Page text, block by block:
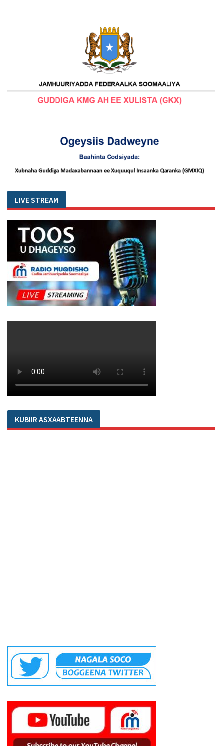
LIVE STREAM
KUBIIR ASXAABTEENNA